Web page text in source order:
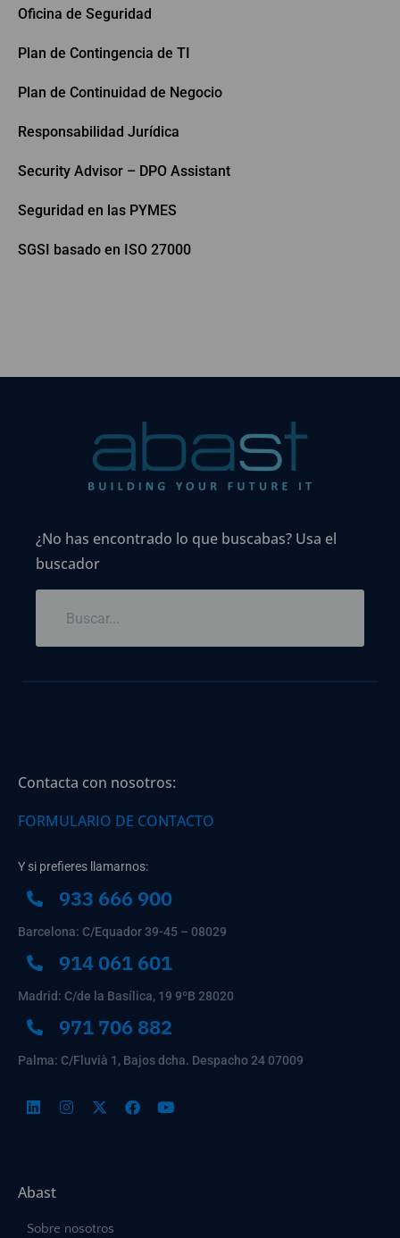
Oficina de Seguridad
Plan de Contingencia de TI
Plan de Continuidad de Negocio
Responsabilidad Jurídica
Security Advisor – DPO Assistant
Seguridad en las PYMES
SGSI basado en ISO 27000
¿No has encontrado lo que buscabas? Usa el
buscador
Contacta con nosotros:
FORMULARIO DE CONTACTO
Y si prefieres llamarnos:
933 666 900
Barcelona: C/Equador 39-45 – 08029
914 061 601
Madrid: C/de la Basílica, 19 9ºB 28020
971 706 882
Palma: C/Fluvià 1, Bajos dcha. Despacho 24 07009
Abast
Sobre nosotros